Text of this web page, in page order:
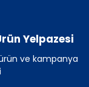
Yelpazesi
ve kampanya